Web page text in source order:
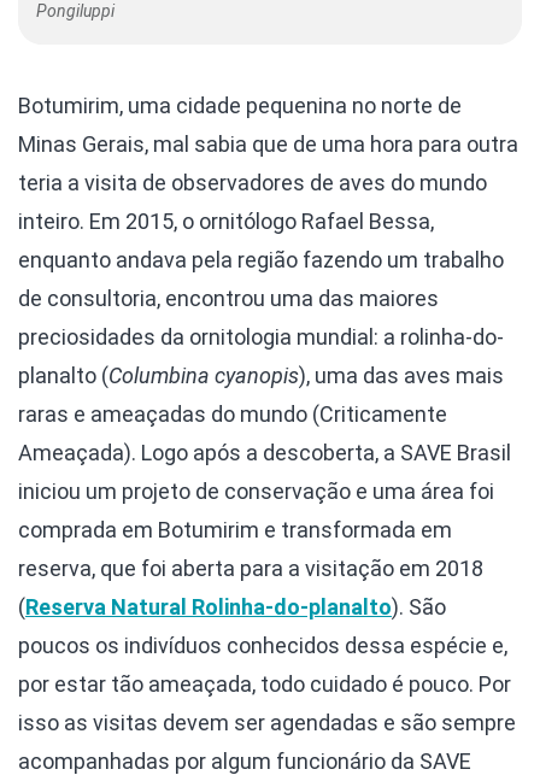
Pongiluppi
Botumirim, uma cidade pequenina no norte de
Minas Gerais, mal sabia que de uma hora para outra
teria a visita de observadores de aves do mundo
inteiro. Em 2015, o ornitólogo Rafael Bessa,
enquanto andava pela região fazendo um trabalho
de consultoria, encontrou uma das maiores
preciosidades da ornitologia mundial: a rolinha-do-
planalto (Columbina cyanopis), uma das aves mais
raras e ameaçadas do mundo (Criticamente
Ameaçada). Logo após a descoberta, a SAVE Brasil
iniciou um projeto de conservação e uma área foi
comprada em Botumirim e transformada em
reserva, que foi aberta para a visitação em 2018
(Reserva Natural Rolinha-do-planalto). São
poucos os indivíduos conhecidos dessa espécie e,
por estar tão ameaçada, todo cuidado é pouco. Por
isso as visitas devem ser agendadas e são sempre
acompanhadas por algum funcionário da SAVE